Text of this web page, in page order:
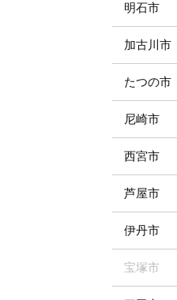
明石市
加古川市
たつの市
尼崎市
西宮市
芦屋市
伊丹市
宝塚市